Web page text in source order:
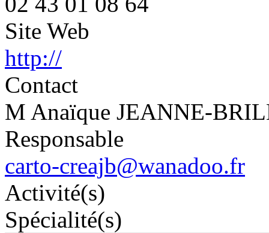
Site Web
http://
Contact
M Anaïque JEANNE-
Responsable
carto-creajb@wanadoo.fr
Activité(s)
Spécialité(s)